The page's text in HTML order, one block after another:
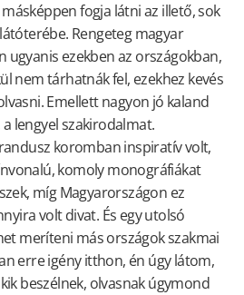
fogja látni az illető, sok
Rengeteg magyar
ugyanis ezekben az országokban,
nem tárhatnák fel, ezekhez kevés
Emellett nagyon jó kaland
lengyel szakirodalmat.
koromban inspiratív volt,
komoly monográfiákat
míg Magyarországon ez
volt divat. És egy utolsó
meríteni más országok szakmai
erre igény itthon, én úgy látom,
beszélnek, olvasnak úgymond